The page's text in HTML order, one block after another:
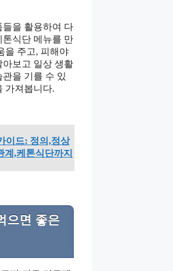
들을 활용하여 다
톤식단 메뉴를 만
을 주고, 피해야
보고 일상 생활
을 기를 수 있
가져봅니다.
이드: 정의,정상
계,케톤식단까지
으면 좋은